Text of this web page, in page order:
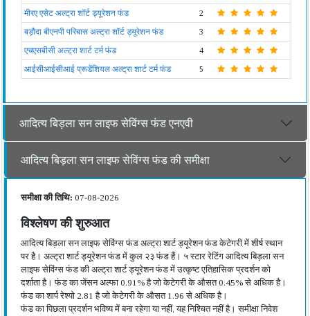
मीरए एसेट अल्ट्रा शॉर्ट ड्यूरेशन फंड
2
बड़ौदा बीएनपी परिबास अल्ट्रा शॉर्ट ड्यूरेशन फंड
3
एचएसबीसी अल्ट्रा शार्ट टर्म फंड
4
आईसीआईसीआई प्रूडेंशियल अल्ट्रा शार्ट टर्म फंड
5
आदित्य बिड़ला सन लाइफ सेविंग्स फंड एनएवी
आदित्य बिड़ला सन लाइफ सेविंग्स फंड की समीक्षा
समीक्षा की तिथि: 07-08-2026
विश्लेषण की शुरुआत
आदित्य बिड़ला सन लाइफ सेविंग्स फंड अल्ट्रा शार्ट ड्यूरेशन फंड केटेगरी में शीर्ष स्थान
पर है। अल्ट्रा शार्ट ड्यूरेशन फंड में कुल २३ फंड हैं। ५ स्टार रेटिंग आदित्य बिड़ला सन
लाइफ सेविंग्स फंड की अल्ट्रा शार्ट ड्यूरेशन फंड में उत्कृष्ट एतिहासिक प्रदर्शन को
दर्शाता है। फंड का जेंसन अल्फा 0.91% है जो केटेगरी के औसत 0.45% से अधिक है।
फंड का शार्प रेश्यो 2.81 है जो केटेगरी के औसत 1.96 से अधिक है।
फंड का पिछला प्रदर्शन भविष्य में बना रहेगा या नहीं, यह निश्चित नहीं है। समीक्षा निवेश